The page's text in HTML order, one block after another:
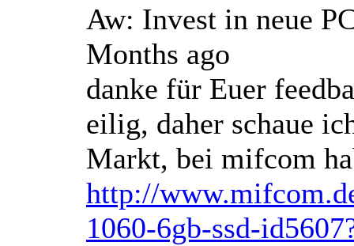
Aw: Invest in neue
Months ago
danke für Euer
eilig, daher schaue
Markt, bei mifcom
http://
1060-6gb-ssd-